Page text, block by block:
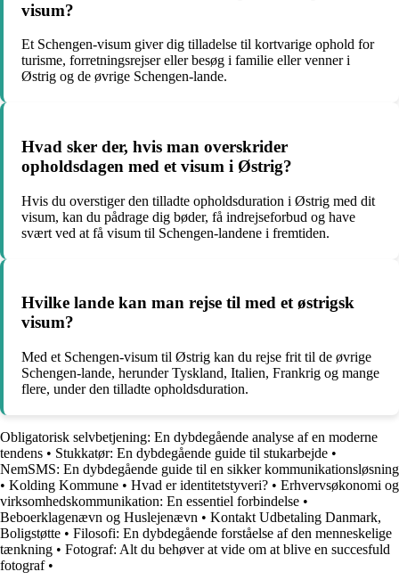
visum?
Et Schengen-visum giver dig tilladelse til kortvarige ophold for
turisme, forretningsrejser eller besøg i familie eller venner i
Østrig og de øvrige Schengen-lande.
Hvad sker der, hvis man overskrider
opholdsdagen med et visum i Østrig?
Hvis du overstiger den tilladte opholdsduration i Østrig med dit
visum, kan du pådrage dig bøder, få indrejseforbud og have
svært ved at få visum til Schengen-landene i fremtiden.
Hvilke lande kan man rejse til med et østrigsk
visum?
Med et Schengen-visum til Østrig kan du rejse frit til de øvrige
Schengen-lande, herunder Tyskland, Italien, Frankrig og mange
flere, under den tilladte opholdsduration.
Obligatorisk selvbetjening: En dybdegående analyse af en moderne
tendens • Stukkatør: En dybdegående guide til stukarbejde •
NemSMS: En dybdegående guide til en sikker kommunikationsløsning
• Kolding Kommune • Hvad er identitetstyveri? • Erhvervsøkonomi og
virksomhedskommunikation: En essentiel forbindelse •
Beboerklagenævn og Huslejenævn • Kontakt Udbetaling Danmark,
Boligstøtte • Filosofi: En dybdegående forståelse af den menneskelige
tænkning • Fotograf: Alt du behøver at vide om at blive en succesfuld
fotograf•